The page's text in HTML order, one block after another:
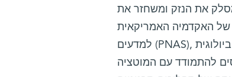
את הנזק ומשחזר את
האקדמיה האמריקאית
למדעים (PNAS), מדווחים פרופ' צבי ליבנה ותלמיד המחקר עומר זיו מהמחלקה לכימיה ביולוגית
להתמודד עם המוטציה